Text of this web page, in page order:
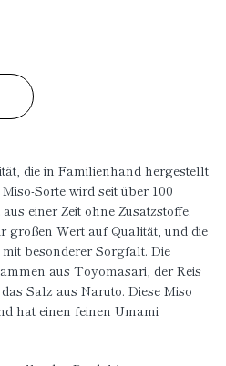
die in Familienhand hergestellt
Sorte wird seit über 100
einer Zeit ohne Zusatzstoffe.
großen Wert auf Qualität, und die
besonderer Sorgfalt. Die
aus Toyomasari, der Reis
Salz aus Naruto. Diese Miso
hat einen feinen Umami